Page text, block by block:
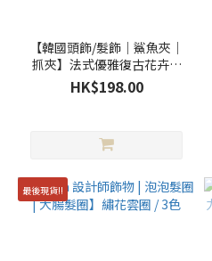
【韓國頭飾/髮飾｜鯊魚夾｜
抓夾】法式優雅復古花卉珍
珠抓夾 / 3色
HK$198.00
最後現貨!!